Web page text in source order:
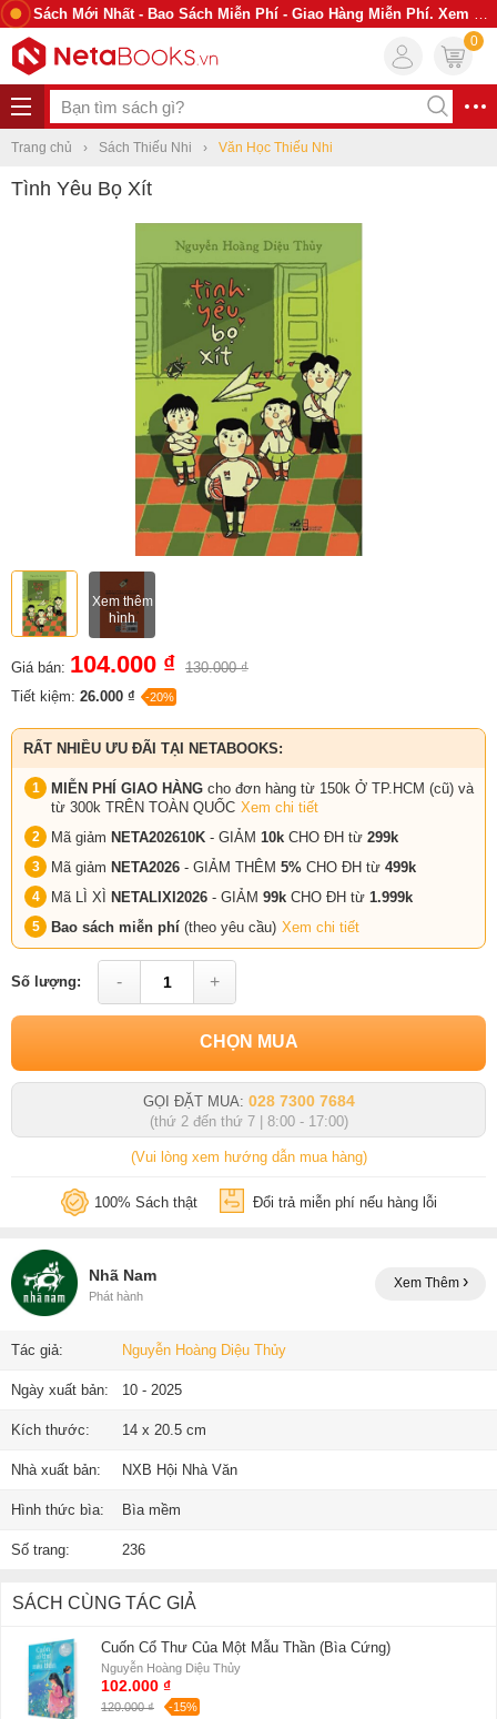
Sách Mới Nhất - Bao Sách Miễn Phí - Giao Hàng Miễn Phí. Xem Ngay
0
Trang chủ Sách Thiếu Nhi Văn Học Thiếu Nhi
Tình Yêu Bọ Xít
Xem thêm
hình
Giá bán: 104.000 ₫ 130.000 ₫
Tiết kiệm: 26.000 ₫ -20%
RẤT NHIỀU ƯU ĐÃI TẠI NETABOOKS:
MIỄN PHÍ GIAO HÀNG cho đơn hàng từ 150k Ở TP.HCM (cũ) và
từ 300k TRÊN TOÀN QUỐC Xem chi tiết
Mã giảm NETA202610K - GIẢM 10k CHO ĐH từ 299k
Mã giảm NETA2026 - GIẢM THÊM 5% CHO ĐH từ 499k
Mã LÌ XÌ NETALIXI2026 - GIẢM 99k CHO ĐH từ 1.999k
Bao sách miễn phí (theo yêu cầu) Xem chi tiết
Số lượng: - +
CHỌN MUA
GỌI ĐẶT MUA: 028 7300 7684
(thứ 2 đến thứ 7 | 8:00 - 17:00)
(Vui lòng xem hướng dẫn mua hàng)
100% Sách thật Đổi trả miễn phí nếu hàng lỗi
Nhã Nam
Phát hành
Xem Thêm
Tác giả: Nguyễn Hoàng Diệu Thủy
Ngày xuất bản: 10 - 2025
Kích thước: 14 x 20.5 cm
Nhà xuất bản: NXB Hội Nhà Văn
Hình thức bìa: Bìa mềm
Số trang: 236
SÁCH CÙNG TÁC GIẢ
Cuốn Cổ Thư Của Một Mẫu Thần (Bìa Cứng)
Nguyễn Hoàng Diệu Thủy
102.000 ₫
120.000 ₫ -15%